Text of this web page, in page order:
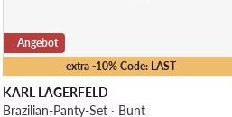
extra -10% Code: LAST
Angebot
KARL LAGERFELD
Brazilian-Panty-Set · Bunt